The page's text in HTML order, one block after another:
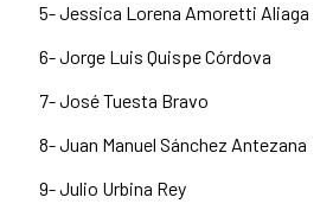
5- Jessica Lorena Amoretti Aliaga
6- Jorge Luis Quispe Córdova
7- José Tuesta Bravo
8- Juan Manuel Sánchez Antezana
9- Julio Urbina Rey